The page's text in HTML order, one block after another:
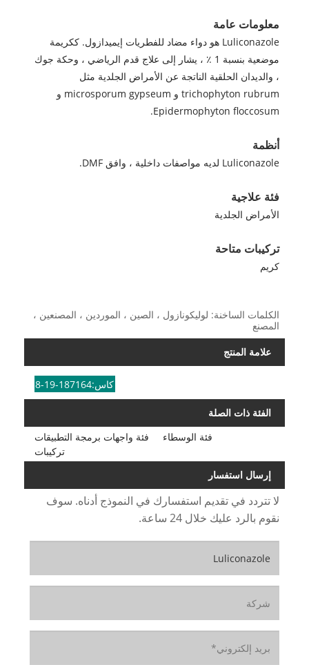
معلومات عامة
Luliconazole هو دواء مضاد للفطريات إيميدازول. ككريمة
موضعية بنسبة 1 ٪ ، يشار إلى علاج قدم الرياضي ، وحكة جوك
، والديدان الحلقية الناتجة عن الأمراض الجلدية مثل
trichophyton rubrum و microsporum gypseum و
Epidermophyton floccosum.
أنظمة
Luliconazole لديه مواصفات داخلية ، وافق DMF.
فئة علاجية
الأمراض الجلدية
تركيبات متاحة
كريم
الكلمات الساخنة: لوليكونازول ، الصين ، الموردين ، المصنعين ،
المصنع
علامة المنتج
كاس:187164-19-8
الفئة ذات الصلة
فئة واجهات برمجة التطبيقات
فئة الوسطاء
تركيبات
إرسال استفسار
لا تتردد في تقديم استفسارك في النموذج أدناه. سوف
نقوم بالرد عليك خلال 24 ساعة.